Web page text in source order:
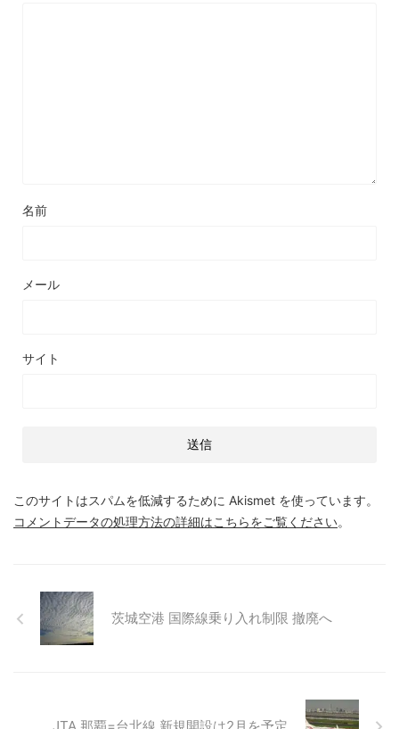
名前
メール
サイト
このサイトはスパムを低減するために Akismet を使っています。
コメントデータの処理方法の詳細はこちらをご覧ください。
茨城空港 国際線乗り入れ制限 撤廃へ